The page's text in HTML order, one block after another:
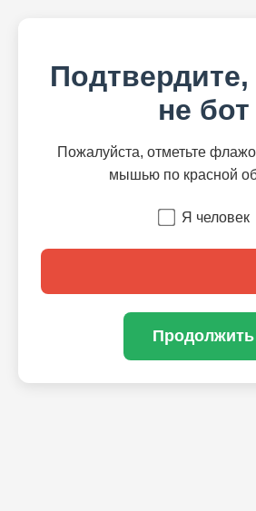
не бот
Пожалуйста, отметьте
мышью по красной
Я человек
Продолжить